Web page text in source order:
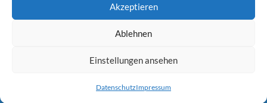
Akzeptieren
Ablehnen
Einstellungen ansehen
DatenschutzImpressum
MyWebstage.de.